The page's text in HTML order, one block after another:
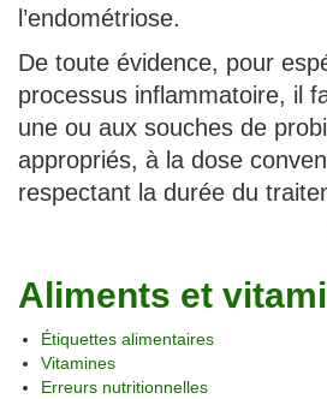
l’endométriose.
De toute évidence, pour
processus inflammatoire, il
une ou aux souches de
appropriés, à la dose
respectant la durée du
Aliments et
Étiquettes alimentaires
Vitamines
Erreurs nutritionnelles